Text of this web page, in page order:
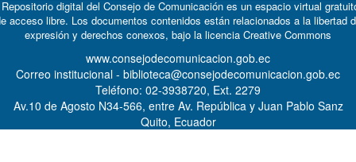
digital del Consejo de Comunicación es un espacio virtual
acceso libre. Los documentos contenidos están relacionados a la libertad
expresión y derechos conexos, bajo la licencia Creative Commons
www.consejodecomunicacion.gob.ec
Correo institucional - biblioteca@consejodecomunicacion.gob.ec
Teléfono: 02-3938720, Ext. 2279
Av.10 de Agosto N34-566, entre Av. República y Juan Pablo Sanz
Quito, Ecuador